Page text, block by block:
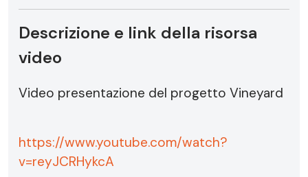
Descrizione e link della risorsa
video
Video presentazione del progetto Vineyard
https://www.youtube.com/watch?
v=reyJCRHykcA